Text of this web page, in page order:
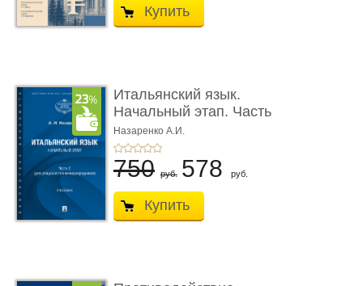
Купить
Итальянский язык.
Начальный этап. Часть
2. Учеб� ...
Назаренко А.И.
750 руб. 578 руб.
Купить